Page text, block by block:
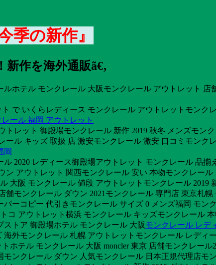
季の新作』
作を海外通販ã€‚
ホテル モンクレール 大阪モンクレール アウトレット 店
で いくらレディース モンクレール アウトレットモンク
レール 福岡 アウトレット
レット 御殿場モンクレール 新作 2019 秋冬 メンズモン
ル キッズ 取扱 店 激安モンクレール 激安 口コミモンク
岡
2020 レディース御殿場アウトレット モンクレール 品揃
アウトレット 関西モンクレール 安い 本物モンクレー
大阪 モンクレール 値段 アウトレットモンクレール 2019
モンクレール ダウン 2021モンクレール 専門店 東京札
ーコピー 代引きモンクレール サイズ 0 メンズ福岡 モン
アウトレット横浜 モンクレール キッズモンクレール
トア 御殿場ホテル モンクレール 大阪モンクレール レデ
外モンクレール 札幌 アウトレットモンクレール レディ
ホテル モンクレール 大阪 moncler 東京 店舗モンクレー
ンクレール ダウン 人気モンクレール 日本正規代理店モ